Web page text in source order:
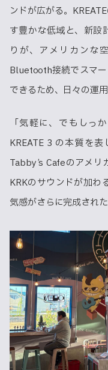
ンドが広がる。
す豊かな低域と、新設
りが、アメリカンな
Bluetooth接続でスマ
できるため、日々の運
「気軽に、でもしっ
KREATE 3 の本質を
Tabby’s Cafeのアメリ
KRKのサウンドが加わ
気感がさらに完成された